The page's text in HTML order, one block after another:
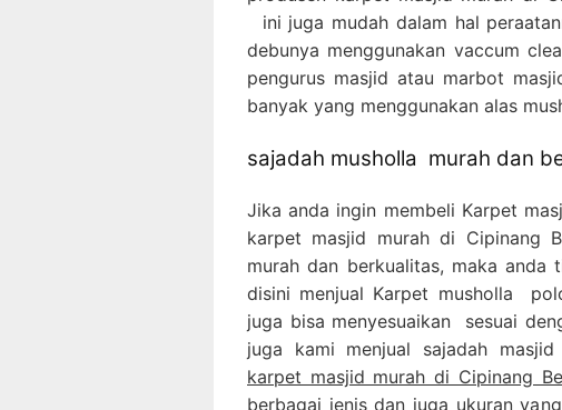
ini juga mudah dalam hal
debunya menggunakan vaccum
pengurus masjid atau marbot
banyak yang menggunakan alas
sajadah musholla murah dan
Jika anda ingin membeli Karpet
karpet masjid murah di Cipinang
murah dan berkualitas, maka
disini menjual Karpet musholla
juga bisa menyesuaikan sesuai
juga kami menjual sajadah
karpet masjid murah di Cipinang
berbagai jenis dan juga ukuran